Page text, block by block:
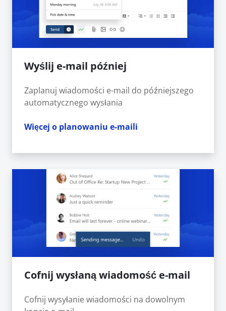
Wyślij e-mail później
Zaplanuj wiadomości e-mail do późniejszego
automatycznego wysłania
Więcej o planowaniu e-maili
Cofnij wysłaną wiadomość e-mail
Cofnij wysyłanie wiadomości na dowolnym